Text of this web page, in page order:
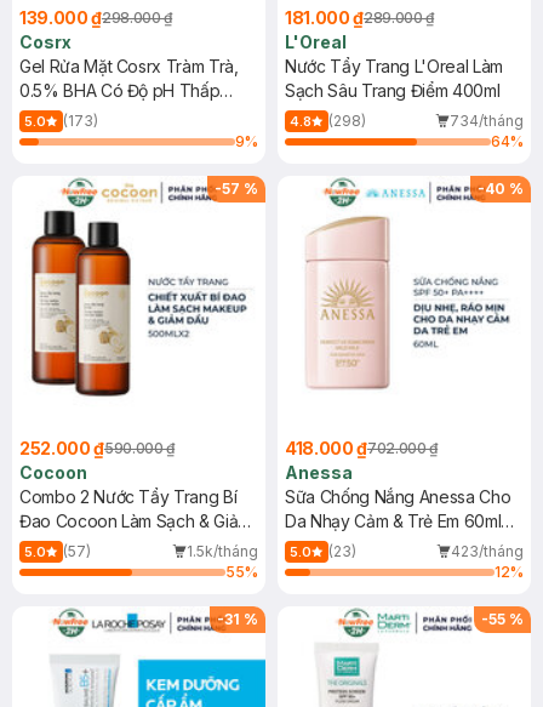
139.000 ₫298.000 ₫
Cosrx
Gel Rửa Mặt Cosrx Tràm Trà,
0.5% BHA Có Độ pH Thấp
150ml
5.0
(173)
9%
181.000 ₫289.000 ₫
L'Oreal
Nước Tẩy Trang L'Oreal Làm
Sạch Sâu Trang Điểm 400ml
4.8 (298)
734/tháng
64%
-57 %
252.000 ₫590.000 ₫
Cocoon
Combo 2 Nước Tẩy Trang Bí
Đao Cocoon Làm Sạch & Giảm
Dầu 500ml
5.0 (57)
1.5k/tháng
55%
-40 %
418.000 ₫702.000 ₫
Anessa
Sữa Chống Nắng Anessa Cho
Da Nhạy Cảm & Trẻ Em 60ml
(Mới)
5.0 (23)
423/tháng
12%
-31 % -55 %